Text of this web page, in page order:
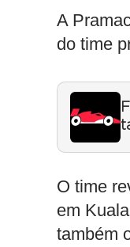
A
do time
O time
em
também